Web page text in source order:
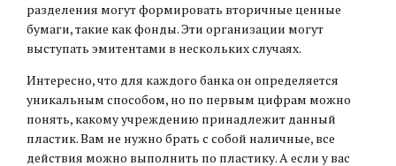
разделения могут формировать вторичные ценные
бумаги, такие как фонды. Эти организации могут
выступать эмитентами в нескольких случаях.
Интересно, что для каждого банка он определяется
уникальным способом, но по первым цифрам можно
понять, какому учреждению принадлежит данный
пластик. Вам не нужно брать с собой наличные, все
действия можно выполнить по пластику. А если у вас